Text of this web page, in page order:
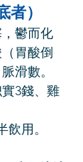
）
鬱而化
胃酸倒
滑數。
3錢、雞
用。